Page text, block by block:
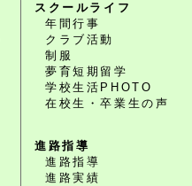
スクールライフ
年間行事
クラブ活動
制服
夢育短期留学
学校生活PHOTO
在校生・卒業生の声
進路指導
進路指導
進路実績